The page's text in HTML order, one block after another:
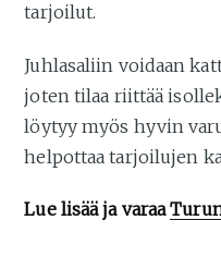
tarjoilut.
Juhlasaliin voidaan
joten tilaa riittää
löytyy myös hyvin
helpottaa tarjoilujen
Lue lisää ja varaa